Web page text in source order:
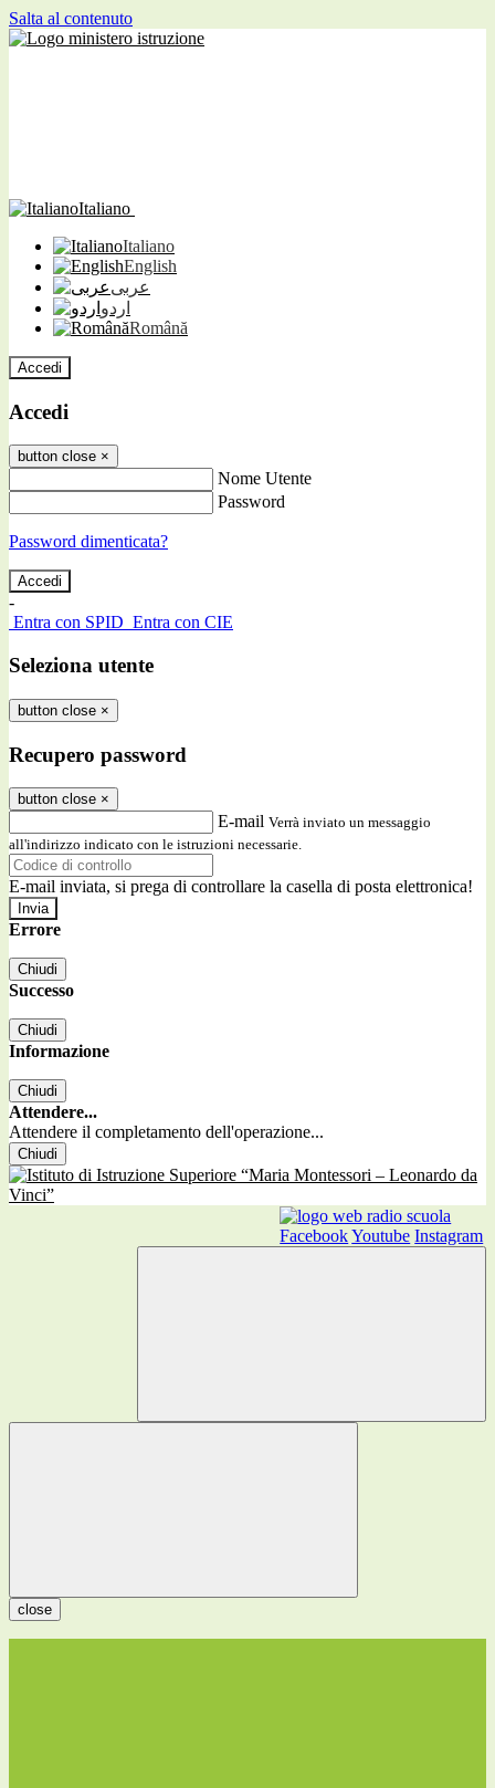
Salta al contenuto
Italiano
Italiano
English
عربى
اردو
Română
Accedi
Accedi
button close ×
Nome Utente
Password
Password dimenticata?
-
Entra con SPID Entra con CIE
Seleziona utente
button close ×
Recupero password
button close ×
E-mail Verrà inviato un messaggio
all'indirizzo indicato con le istruzioni necessarie.
E-mail inviata, si prega di controllare la casella di posta elettronica!
Errore
Chiudi
Successo
Chiudi
Informazione
Chiudi
Attendere...
Attendere il completamento dell'operazione...
Chiudi
FacebookYoutube Instagram
close